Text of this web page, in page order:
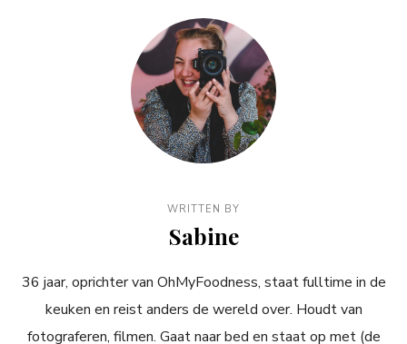
WRITTEN BY
Sabine
36 jaar, oprichter van OhMyFoodness, staat fulltime in de
keuken en reist anders de wereld over. Houdt van
fotograferen, filmen. Gaat naar bed en staat op met (de